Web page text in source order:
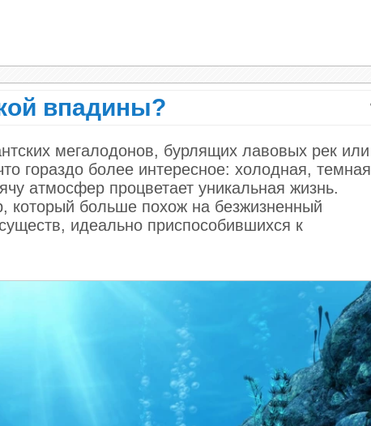
впадины?
мегалодонов, бурлящих лавовых рек или
гораздо более интересное: холодная, темная
атмосфер процветает уникальная жизнь.
который больше похож на безжизненный
идеально приспособившихся к